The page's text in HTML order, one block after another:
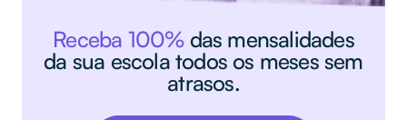
Receba 100%das mensalidades
da sua escola todos os meses sem
atrasos.